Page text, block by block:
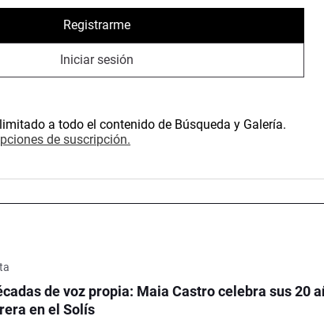
Registrarme
Iniciar sesión
a todo el contenido de Búsqueda y Galería.
de suscripción.
de voz propia: Maia Castro celebra sus 20
en el Solís